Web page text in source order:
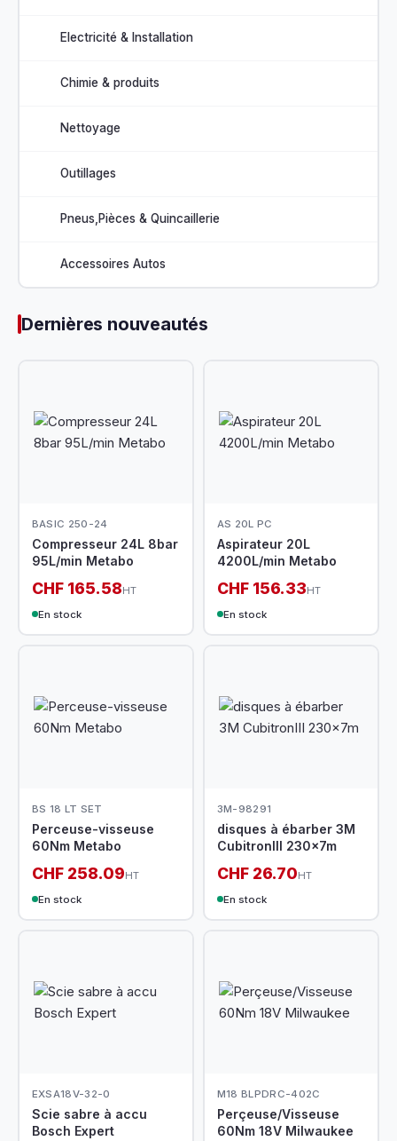
Electricité & Installation
Chimie & produits
Nettoyage
Outillages
Pneus,Pièces & Quincaillerie
Accessoires Autos
Dernières nouveautés
BASIC 250-24
Compresseur 24L 8bar
95L/min Metabo
CHF 165.58HT
En stock
AS 20L PC
Aspirateur 20L
4200L/min Metabo
CHF 156.33HT
En stock
BS 18 LT SET
Perceuse-visseuse
60Nm Metabo
CHF 258.09HT
En stock
3M-98291
disques à ébarber 3M
CubitronIII 230x7m
CHF 26.70HT
En stock
EXSA18V-32-0
Scie sabre à accu
Bosch Expert
M18 BLPDRC-402C
Perçeuse/Visseuse
60Nm 18V Milwaukee